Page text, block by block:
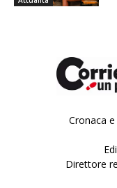
Cronaca
Direttore